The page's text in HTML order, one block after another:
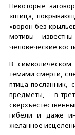
Некоторые
«птица,
«ворон без
мотивы
человеческие
В символическом
темами смерти,
птица-посланник,
предметы, в-
гибели и даже
желанное